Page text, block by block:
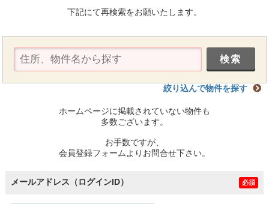
下記にて再検索をお願いたします。
絞り込んで物件を探す
ホームページに掲載されていない物件も
多数ございます。
お手数ですが、
会員登録フォームよりお問合せ下さい。
メールアドレス（ログインID） 必須